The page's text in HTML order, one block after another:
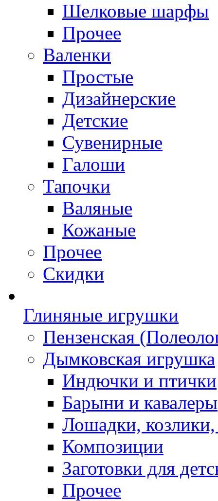
Шелковые шарфы
Прочее
Валенки
Простые
Дизайнерские
Детские
Сувенирные
Галоши
Тапочки
Валяные
Кожаные
Прочее
Скидки
Глиняные игрушки
Пензенская
Дымковская игрушка
Индючки и птички
Барыни и кавалеры
Лошадки,
Композиции
Заготовки для
Прочее